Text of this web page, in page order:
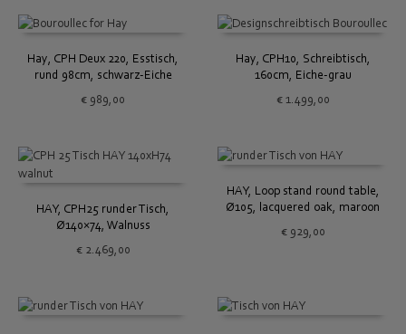
Hay, CPH Deux 220, Esstisch,
rund 98cm, schwarz-Eiche
€ 989,00
Hay, CPH10, Schreibtisch,
160cm, Eiche-grau
€1.499,00
HAY, CPH25 runder Tisch,
Ø140×74, Walnuss
€2.469,00
HAY, Loop stand round table,
Ø105, lacquered oak, maroon
€929,00